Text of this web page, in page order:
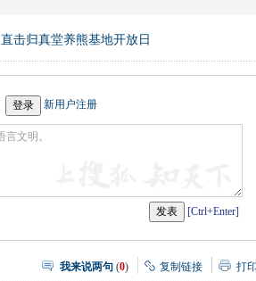
直击归真堂养熊基地开放日
新用户注册
[Ctrl+Enter]
我来说两句 (0) 复制链接 打印